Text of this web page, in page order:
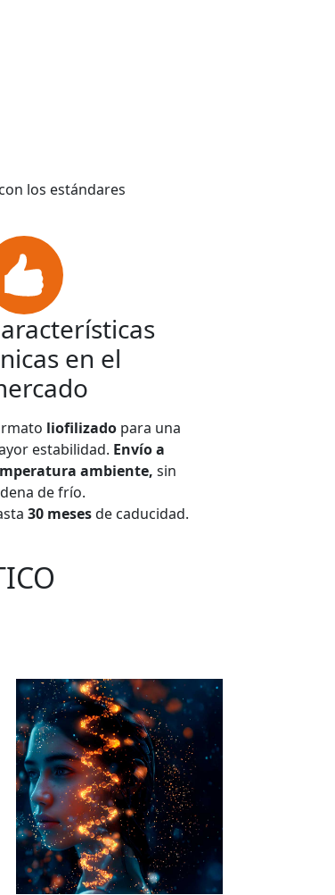
los estándares
en el
liofilizado para una
estabilidad. Envío a
ambiente, sin
de frío.
30 mesesde caducidad.